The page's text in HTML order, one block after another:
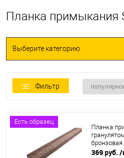
Планка примыкания
Выберите категорию
Фильтр
Есть образец
Планка
бронзовая
369 руб. /